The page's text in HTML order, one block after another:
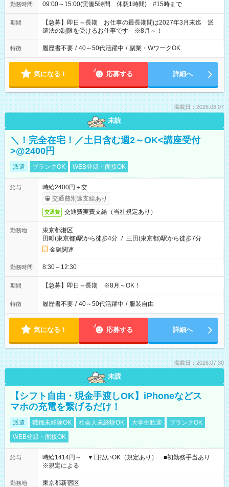
勤務時間 09:00～15:00(実働5時間 休憩1時間) #15時まで
期間
【急募】即日～長期 お仕事の最長期間は2027年3月末迄 派
遣法の制限を受けるお仕事です ※8月～！
特徴 履歴書不要 / 40～50代活躍中 / 副業・WワークOK
気になる！ 応募する 詳細へ
掲載日：2026.08.07
未読
＼！完全在宅！／土日含む週2～OK<講座受付
>@2400円
派遣 ブランクOK WEB登録・面接OK
給与
時給2400円＋交
交通費別途支給あり
交通費 交通費実費支給（当社規定あり）
勤務地
東京都港区
田町(東京都)駅から徒歩4分 / 三田(東京都)駅から徒歩7分
金融関連
勤務時間 8:30～12:30
期間 【急募】即日～長期 ※8月～OK！
特徴 履歴書不要 / 40～50代活躍中 / 服装自由
気になる！ 応募する 詳細へ
掲載日：2026.07.30
未読
【シフト自由・現金手渡しOK】iPhoneなどス
マホの充電を繋げるだけ！
派遣 職種未経験OK 社会人未経験OK 大学生歓迎
ブランクOK
WEB登録・面接OK
給与
時給1414円～ ▼日払いOK（規定あり） ■初勤務手当あり
※規定による
勤務地
東京都新宿区